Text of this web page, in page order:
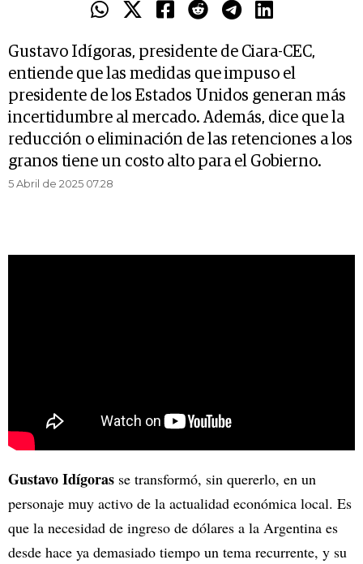
Gustavo Idígoras, presidente de Ciara-CEC,
entiende que las medidas que impuso el
presidente de los Estados Unidos generan más
incertidumbre al mercado. Además, dice que la
reducción o eliminación de las retenciones a los
granos tiene un costo alto para el Gobierno.
5 Abril de 2025 07.28
Gustavo Idígoras se transformó, sin quererlo, en un
personaje muy activo de la actualidad económica local. Es
que la necesidad de ingreso de dólares a la Argentina es
desde hace ya demasiado tiempo un tema recurrente, y su